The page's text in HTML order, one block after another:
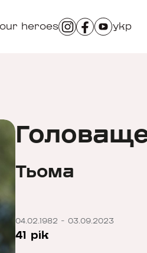
heroes укр
Тьома
04.02.1982 - 03.09.2023
41 рік